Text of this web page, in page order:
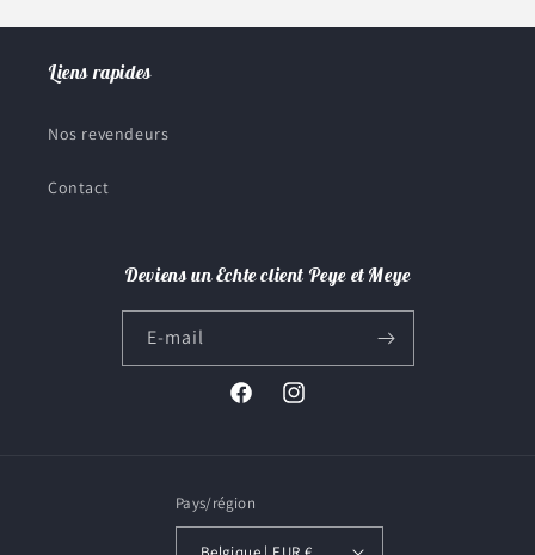
Liens rapides
Nos revendeurs
Contact
Deviens un Echte client Peye et Meye
E-mail
FacebookInstagram
Pays/région